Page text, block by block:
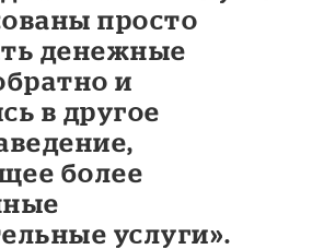
просто
денежные
и
в другое
более
услуги».